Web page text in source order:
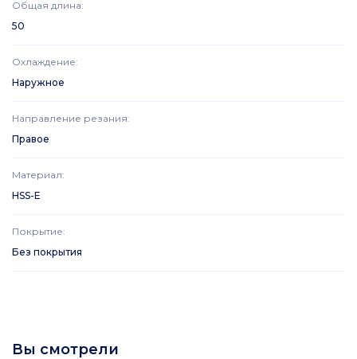
Общая длина:
50
Охлаждение:
Наружное
Направление резания:
Правое
Материал:
HSS-E
Покрытие:
Без покрытия
Вы смотрели